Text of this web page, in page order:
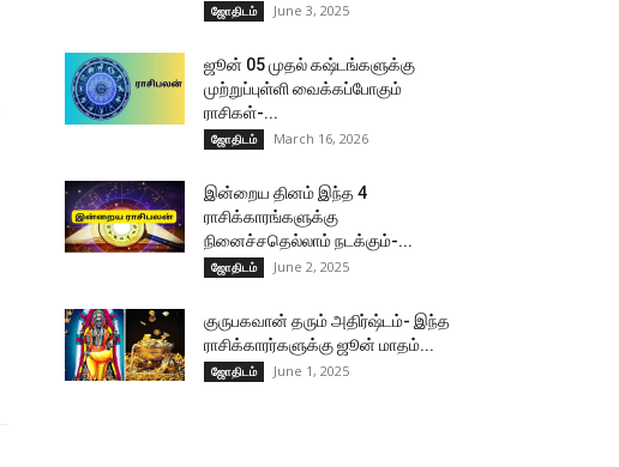
ஜோதிடம் June 3, 2025
ஜூன் 05 முதல் கஷ்டங்களுக்கு
முற்றுப்புள்ளி வைக்கப்போகும்
ராசிகள்-...
ஜோதிடம் March 16, 2026
இன்றைய தினம் இந்த 4
ராசிக்காரங்களுக்கு
நினைச்சதெல்லாம் நடக்கும்-...
ஜோதிடம் June 2, 2025
குருபகவான் தரும் அதிர்ஷ்டம்- இந்த
ராசிக்காரர்களுக்கு ஜூன் மாதம்...
ஜோதிடம் June 1, 2025